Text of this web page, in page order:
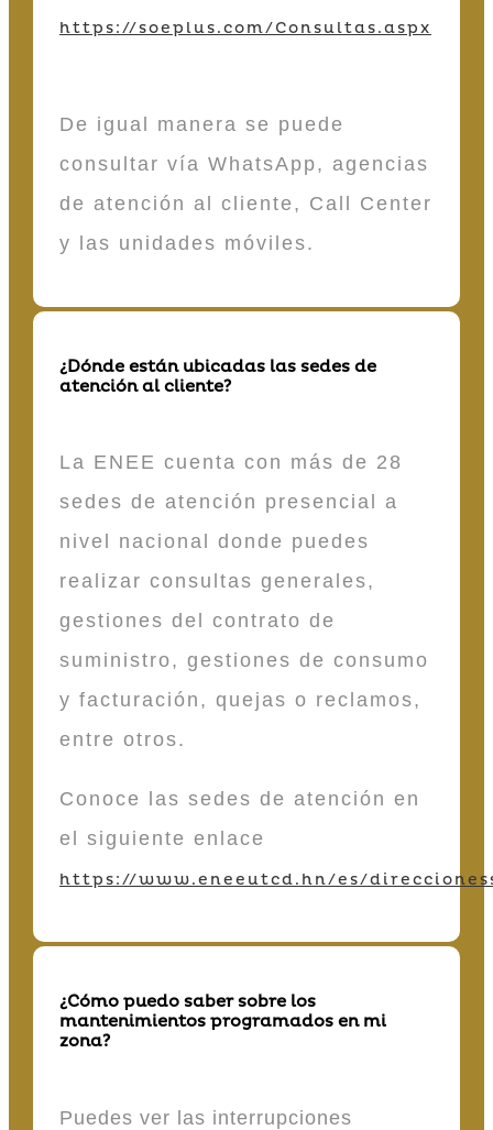
https://soeplus.com/Consultas.aspx
De igual manera se puede
consultar vía WhatsApp, agencias
de atención al cliente, Call Center
y las unidades móviles.
¿Dónde están ubicadas las sedes de
atención al cliente?
La ENEE cuenta con más de 28
sedes de atención presencial a
nivel nacional donde puedes
realizar consultas generales,
gestiones del contrato de
suministro, gestiones de consumo
y facturación, quejas o reclamos,
entre otros.
Conoce las sedes de atención en
el siguiente enlace
https://www.eneeutcd.hn/es/
¿Cómo puedo saber sobre los
mantenimientos programados en mi
zona?
Puedes ver las interrupciones